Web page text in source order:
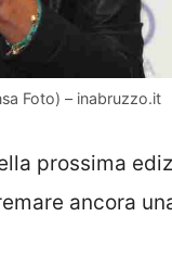
Foto) – inabruzzo.it
prossima
ancora